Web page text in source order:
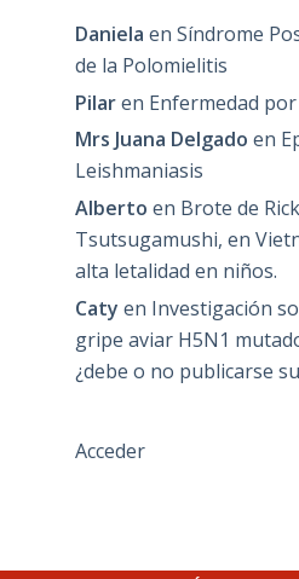
Daniela en Síndrome
de la Polomielitis
Pilaren Enfermedad
Mrs Juana Delgado en
Leishmaniasis
Alberto en Brote de
Tsutsugamushi, en
alta letalidad en niños.
Caty en Investigación
gripe aviar H5N1
¿debe o no publicarse
Acceder